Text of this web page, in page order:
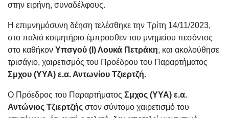
στην ειρήνη, συναδέλφους.
Η επιμνημόσυνη δέηση τελέσθηκε την Τρίτη 14/11/2023,
στο παλιό κοιμητήριο έμπροσθεν του μνημείου πεσόντος
στο καθήκον Υπσγού (Ι) Λουκά Πετράκη, και ακολούθησε
τρισάγιο, χαιρετισμός του Προέδρου του Παραρτήματος
Σμχου (ΥΥΑ) ε.α. Αντωνίου Τζιερτζή.
Ο Πρόεδρος του Παραρτήματος Σμχος (ΥΥΑ) ε.α.
Αντώνιος Τζιερτζής στον σύντομο χαιρετισμό του